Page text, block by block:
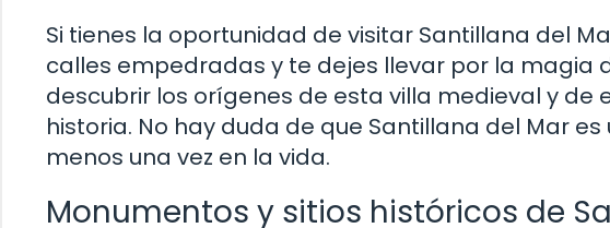
Si tienes la oportunidad de visitar Santillana del
calles empedradas y te dejes llevar por la magia
descubrir los orígenes de esta villa medieval y de
historia. No hay duda de que Santillana del Mar
menos una vez en la vida.
Monumentos y sitios históricos de